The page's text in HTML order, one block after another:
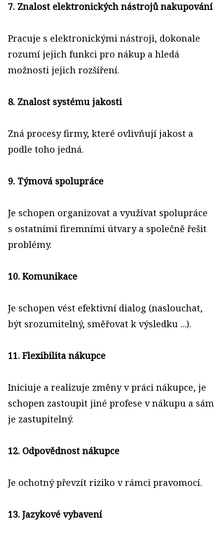
7. Znalost elektronických nástrojů nakupování
Pracuje s elektronickými nástroji, dokonale
rozumí jejich funkci pro nákup a hledá
možnosti jejich rozšíření.
8. Znalost systému jakosti
Zná procesy firmy, které ovlivňují jakost a
podle toho jedná.
9. Týmová spolupráce
Je schopen organizovat a využívat spolupráce
s ostatními firemními útvary a společně řešit
problémy.
10. Komunikace
Je schopen vést efektivní dialog (naslouchat,
být srozumitelný, směřovat k výsledku ...).
11. Flexibilita nákupce
Iniciuje a realizuje změny v práci nákupce, je
schopen zastoupit jiné profese v nákupu a sám
je zastupitelný.
12. Odpovědnost nákupce
Je ochotný převzít riziko v rámci pravomocí.
13. Jazykové vybavení